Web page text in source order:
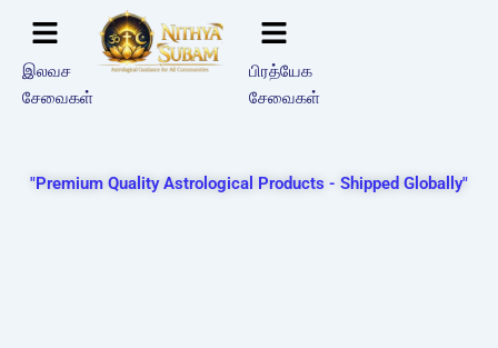
இலவச
சேவைகள்
பிரத்யேக
சேவைகள்
"Premium Quality Astrological Products - Shipped Globally"